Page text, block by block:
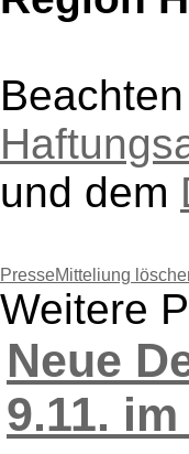
und dem
PresseMitteliung
Weitere
Neue
9.11.